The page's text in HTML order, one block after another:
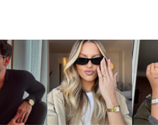
Todos os
GARANTIA.
Após a
enviada